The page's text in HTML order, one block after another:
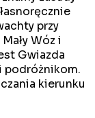
przy
Wóz i
Gwiazda
podróżnikom.
kierunku